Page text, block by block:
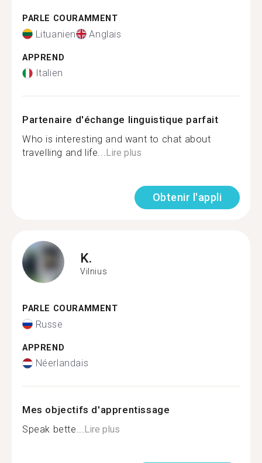
PARLE COURAMMENT
Lituanien Anglais
APPREND
Italien
Partenaire d'échange linguistique parfait
Who is interesting and want to chat about
travelling and life...Lire plus
Obtenir l'appli
K.
Vilnius
PARLE COURAMMENT
Russe
APPREND
Néerlandais
Mes objectifs d'apprentissage
Speak bette...Lire plus